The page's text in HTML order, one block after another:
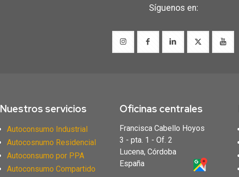
Síguenos en:
Nuestros servicios
Autoconsumo Industrial
Autocosnumo Residencial
Autoconsumo por PPA
Autoconsumo Compartido
Oficinas centrales
Francisca Cabello Hoyos
3 - pta. 1 - Of. 2
Lucena, Córdoba
España